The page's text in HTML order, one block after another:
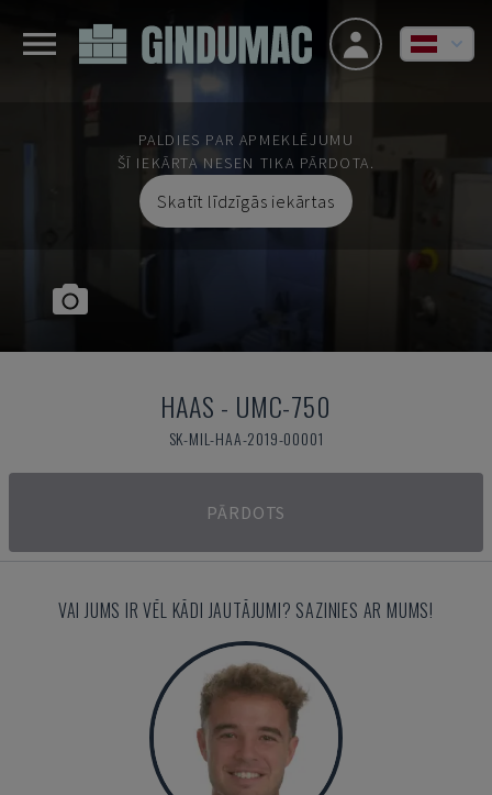
PALDIES PAR APMEKLĒJUMU
ŠĪ IEKĀRTA NESEN TIKA PĀRDOTA.
Skatīt līdzīgās iekārtas
HAAS - UMC-750
SK-MIL-HAA-2019-00001
PĀRDOTS
VAI JUMS IR VĒL KĀDI JAUTĀJUMI? SAZINIES AR MUMS!